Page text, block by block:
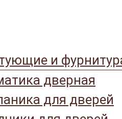
и
дверная
для дверей